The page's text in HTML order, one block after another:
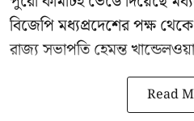
বিজেপি মধ্যপ্রদেশের পক্ষ
রাজ্য সভাপতি হেমন্ত
Read